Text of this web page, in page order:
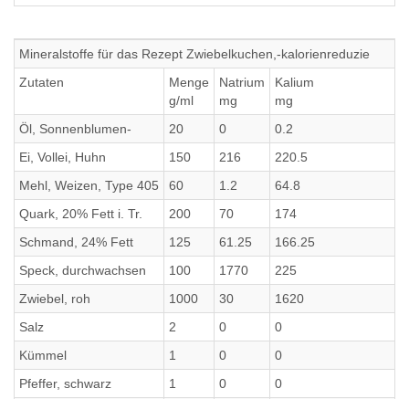
Mineralstoffe für das Rezept Zwiebelkuchen,-kalorienreduzie
Zutaten
Menge
g/ml
Natrium
mg
Kalium
mg
Öl, Sonnenblumen-
20 0 0.2
Ei, Vollei, Huhn
150 216 220.5
Mehl, Weizen, Type 405
60 1.2 64.8
Quark, 20% Fett i. Tr.
200 70 174
Schmand, 24% Fett
125 61.25 166.25
Speck, durchwachsen
100 1770 225
Zwiebel, roh
1000 30 1620
Salz
2 0 0
Kümmel
1 0 0
Pfeffer, schwarz
1 0 0